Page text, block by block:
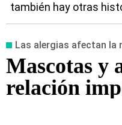
también hay otras
Las alergias afectan la
Mascotas y
relación